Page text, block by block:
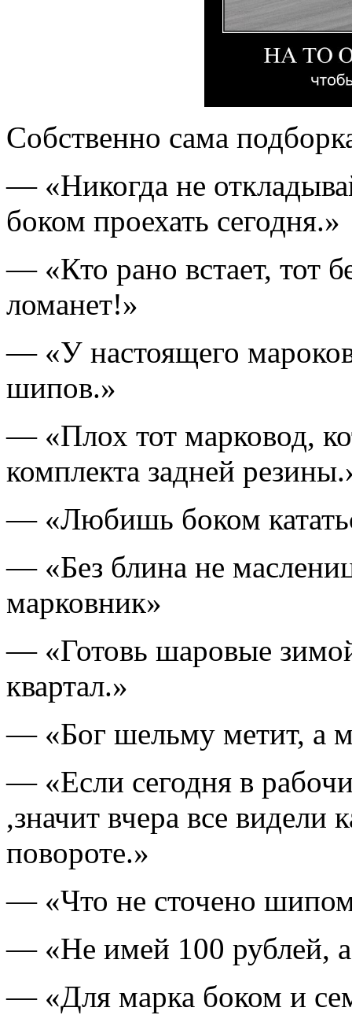
Собственно сама
— «Никогда не
боком проехать сегодня.»
— «Кто рано встает, тот
ломанет!»
— «У настоящего
шипов.»
— «Плох тот марковод,
комплекта задней
— «Любишь боком
— «Без блина не
марковник»
— «Готовь шаровые
квартал.»
— «Бог шельму метит, а
— «Если сегодня в
,значит вчера все видели
повороте.»
— «Что не сточено
— «Не имей 100 рублей,
— «Для марка боком и